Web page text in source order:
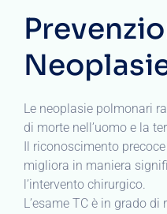
Le neoplasie polmonari
di morte nell’uomo e la
Il riconoscimento
migliora in maniera
l’intervento chirurgico.
L’esame TC è in grado